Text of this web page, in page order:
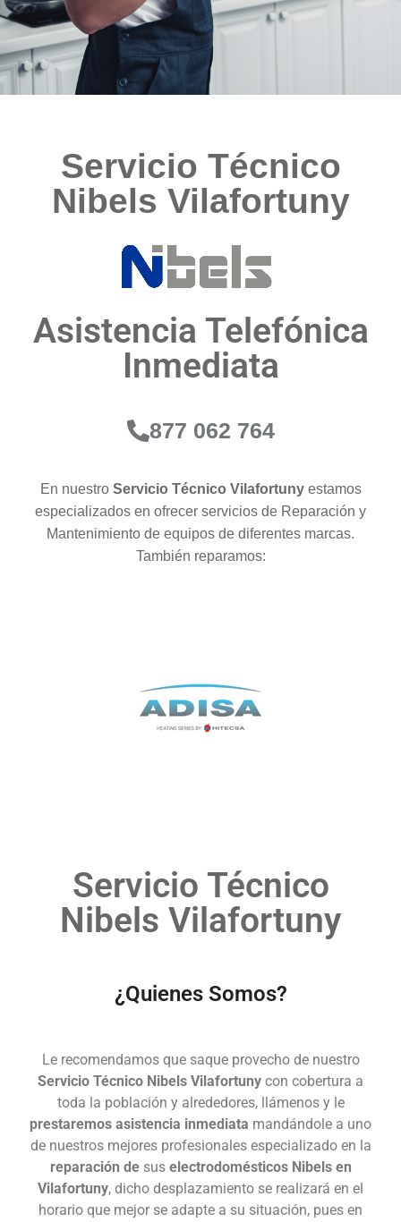
Servicio Técnico
Nibels Vilafortuny
Asistencia Telefónica
Inmediata
877 062 764
En nuestro Servicio Técnico Vilafortuny estamos
especializados en ofrecer servicios de Reparación y
Mantenimiento de equipos de diferentes marcas.
También reparamos:
Servicio Técnico
Nibels Vilafortuny
¿Quienes Somos?
Le recomendamos que saque provecho de nuestro
Servicio Técnico Nibels Vilafortuny con cobertura a
toda la población y alrededores, llámenos y le
prestaremos asistencia inmediata mandándole a uno
de nuestros mejores profesionales especializado en la
reparación desus electrodomésticos Nibels en
Vilafortuny, dicho desplazamiento se realizará en el
horario que mejor se adapte a su situación, pues en